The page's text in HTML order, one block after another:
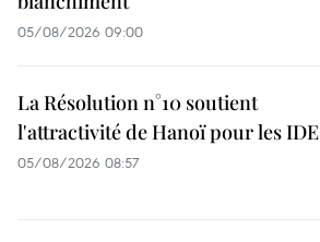
05/08/2026 09:00
La Résolution n°10 soutient
l'attractivité de Hanoï pour les IDE
05/08/2026 08:57